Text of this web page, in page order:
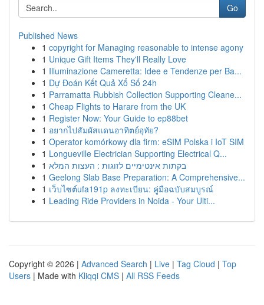
Go
Published News
1 copyright for Managing reasonable to intense agony
1 Unique Gift Items They'll Really Love
1 Illuminazione Cameretta: Idee e Tendenze per Ba...
1 Dự Đoán Kết Quả Xổ Số 24h
1 Parramatta Rubbish Collection Supporting Cleane...
1 Cheap Flights to Harare from the UK
1 Register Now: Your Guide to ep88bet
1 อยากไปสัมผัสแดนอาทิตย์อุทัย?
1 Operator komórkowy dla firm: eSIM Polska i IoT SIM
1 Longueville Electrician Supporting Electrical Q...
1 בקתות אינטימיים לזוגות : העצות המלא
1 Geelong Slab Base Preparation: A Comprehensive...
1 เว็บไซต์ufa191p ลงทะเบียน: คู่มือฉบับสมบูรณ์
1 Leading Ride Providers in Noida - Your Ulti...
Copyright © 2026 | Advanced Search | Live | Tag Cloud | Top
Users | Made with Kliqqi CMS | All RSS Feeds